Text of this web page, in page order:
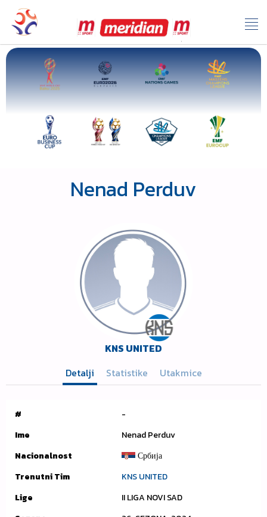
Nenad Perduv
KNS UNITED
Detalji
Statistike Utakmice
#
-
Ime
Nenad Perduv
Nacionalnost
Србија
Trenutni Tim
KNS UNITED
Lige
II LIGA NOVI SAD